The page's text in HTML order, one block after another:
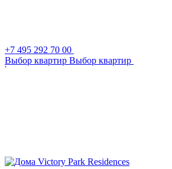
+7 495 292 70 00
Выбор квартир Выбор квартир